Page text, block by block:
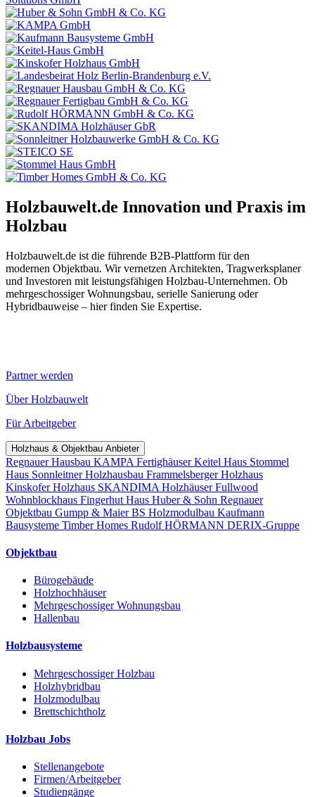
Holzbauwelt.de Innovation und Praxis im
Holzbau
Holzbauwelt.de ist die führende B2B-Plattform für den
modernen Objektbau. Wir vernetzen Architekten, Tragwerksplaner
und Investoren mit leistungsfähigen Holzbau-Unternehmen. Ob
mehrgeschossiger Wohnungsbau, serielle Sanierung oder
Hybridbauweise – hier finden Sie Expertise.
Partner werden
Über Holzbauwelt
Für Arbeitgeber
Holzhaus & Objektbau Anbieter
Regnauer Hausbau KAMPA FertighäuserKeitel Haus Stommel
Haus Sonnleitner Holzhausbau Frammelsberger Holzhaus
Kinskofer Holzhaus SKANDIMA HolzhäuserFullwood
Wohnblockhaus Fingerhut Haus Huber & Sohn Regnauer
Objektbau Gumpp & MaierBS Holzmodulbau Kaufmann
Bausysteme Timber Homes Rudolf HÖRMANN DERIX-Gruppe
Objektbau
Bürogebäude
Holzhochhäuser
Mehrgeschossiger Wohnungsbau
Hallenbau
Holzbausysteme
Mehrgeschossiger Holzbau
Holzhybridbau
Holzmodulbau
Brettschichtholz
Holzbau Jobs
Stellenangebote
Firmen/Arbeitgeber
Studiengänge